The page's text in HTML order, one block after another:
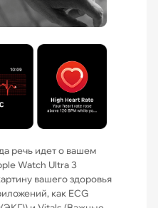
речь идет о вашем
Watch Ultra 3
вашего здоровья
как ECG